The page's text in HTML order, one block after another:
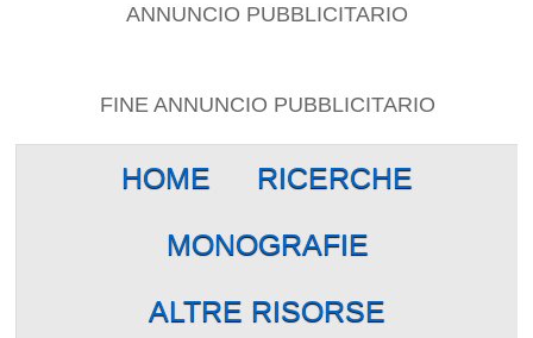
ANNUNCIO PUBBLICITARIO
FINE ANNUNCIO PUBBLICITARIO
HOME RICERCHE
MONOGRAFIE
ALTRE RISORSE